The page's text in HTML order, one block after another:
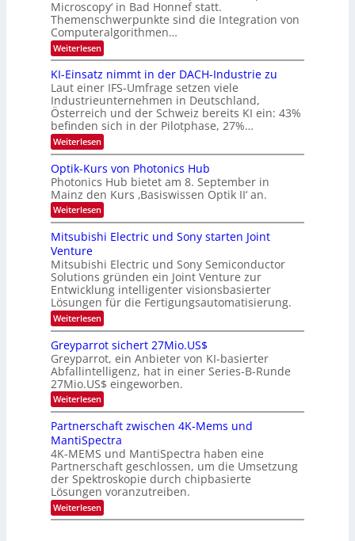
6
u
n
d
B
i
l
d
v
e
r
a
r
b
e
i
n
g
s
-
T
r
e
n
d
s
n
k
t
n
s
m
e
l
d
e
t
s
t
a
r
k
e
W
a
c
h
s
u
i
m
e
r
s
t
e
n
H
a
l
b
j
a
r
Microscopy‘ in Bad Honnef statt.
Themenschwerpunkte sind die Integration von
Computeralgorithmen…
Weiterlesen:
8
9
.
W
E
-
H
e
r
a
e
u
s
-
S
e
n
a
r
KI-Einsatz nimmt in der DACH-Industrie zu
Laut einer IFS-Umfrage setzen viele
Industrieunternehmen in Deutschland,
Österreich und der Schweiz bereits KI ein: 43%
befinden sich in der Pilotphase, 27%…
Weiterlesen:
K
-
E
i
n
s
t
n
m
m
t
i
n
d
e
r
D
A
C
H
I
n
d
u
s
t
r
i
e
Optik-Kurs von Photonics Hub
Photonics Hub bietet am 8. September in
Mainz den Kurs ‚Basiswissen Optik II‘ an.
Weiterlesen:
O
p
t
k
-
K
u
r
s
v
o
n
P
h
o
t
o
n
i
c
H
u
b
Mitsubishi Electric und Sony starten Joint
Venture
Mitsubishi Electric und Sony Semiconductor
Solutions gründen ein Joint Venture zur
Entwicklung intelligenter visionsbasierter
Lösungen für die Fertigungsautomatisierung.
Weiterlesen:
M
t
s
u
b
i
s
i
E
e
c
t
r
i
c
Greyparrot sichert 27Mio.US$
Greyparrot, ein Anbieter von KI-basierter
Abfallintelligenz, hat in einer Series-B-Runde
27Mio.US$ eingeworben.
Weiterlesen:
G
r
e
y
p
a
r
r
o
t
s
Partnerschaft zwischen 4K-Mems und
MantiSpectra
4K-MEMS und MantiSpectra haben eine
Partnerschaft geschlossen, um die Umsetzung
der Spektroskopie durch chipbasierte
Lösungen voranzutreiben.
Weiterlesen:
P